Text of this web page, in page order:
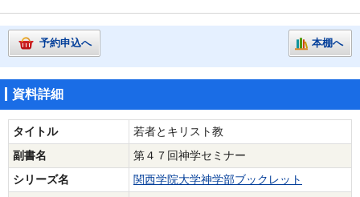
予約申込へ 本棚へ
資料詳細
タイトル
若者とキリスト教
副書名
第４７回神学セミナー
シリーズ名
関西学院大学神学部ブックレット